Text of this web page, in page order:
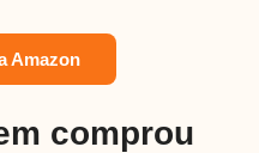
Amazon
comprou